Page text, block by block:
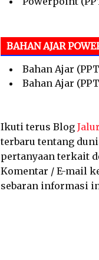
BAHAN AJAR
Bahan Ajar
Bahan Ajar
Ikuti terus Blog
terbaru tentang
pertanyaan terkait
Komentar / E-mail
sebaran informasi